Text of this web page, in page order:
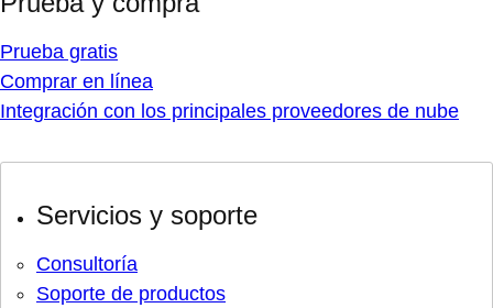
Prueba gratis
Comprar en línea
Integración con los principales proveedores de nube
Servicios y soporte
Consultoría
Soporte de productos